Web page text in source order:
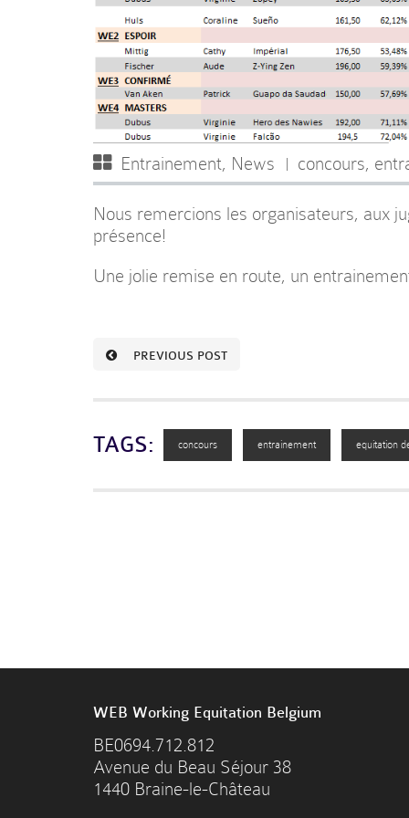
Entrainement, News concours,
Nous remercions les organisateurs, aux
présence!
Une jolie remise en route, un
PREVIOUS POST
TAGS: concours entrainement equitation
WEB Working Equitation Belgium
BE0694.712.812
Avenue du Beau Séjour 38
1440 Braine-le-Château